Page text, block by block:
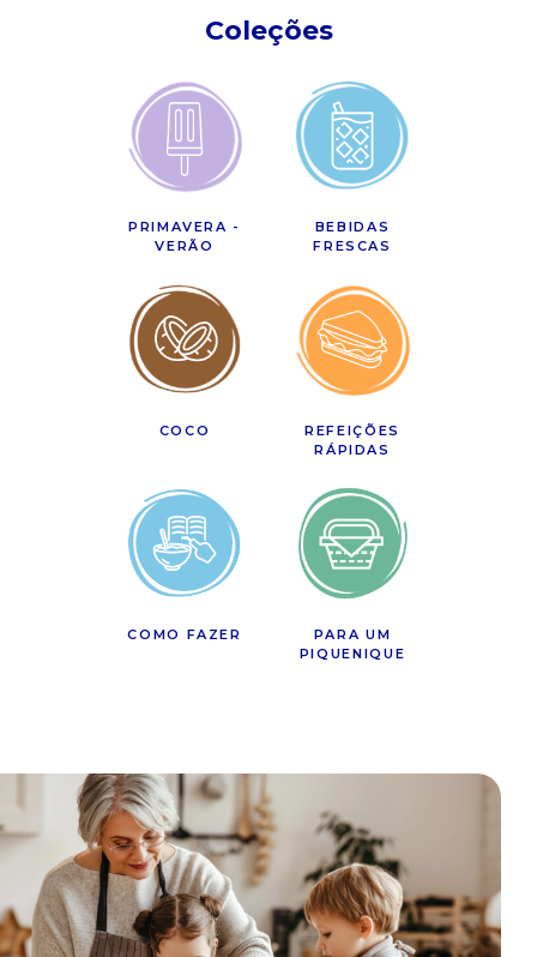
Coleções
PRIMAVERA -
VERÃO
BEBIDAS
FRESCAS
COCO
REFEIÇÕES
RÁPIDAS
COMO FAZER
PARA UM
PIQUENIQUE